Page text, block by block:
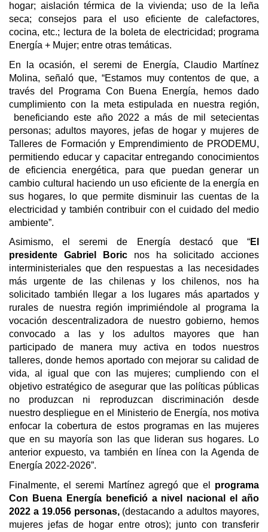
hogar; aislación térmica de la vivienda; uso de la leña
seca; consejos para el uso eficiente de calefactores,
cocina, etc.; lectura de la boleta de electricidad; programa
Energía + Mujer; entre otras temáticas.
En la ocasión, el seremi de Energía, Claudio Martínez
Molina, señaló que, “Estamos muy contentos de que, a
través del Programa Con Buena Energía, hemos dado
cumplimiento con la meta estipulada en nuestra región,
beneficiando este año 2022 a más de mil setecientas
personas; adultos mayores, jefas de hogar y mujeres de
Talleres de Formación y Emprendimiento de PRODEMU,
permitiendo educar y capacitar entregando conocimientos
de eficiencia energética, para que puedan generar un
cambio cultural haciendo un uso eficiente de la energía en
sus hogares, lo que permite disminuir las cuentas de la
electricidad y también contribuir con el cuidado del medio
ambiente”.
Asimismo, el seremi de Energía destacó que “El
presidente Gabriel Boric nos ha solicitado acciones
interministeriales que den respuestas a las necesidades
más urgente de las chilenas y los chilenos, nos ha
solicitado también llegar a los lugares más apartados y
rurales de nuestra región imprimiéndole al programa la
vocación descentralizadora de nuestro gobierno, hemos
convocado a las y los adultos mayores que han
participado de manera muy activa en todos nuestros
talleres, donde hemos aportado con mejorar su calidad de
vida, al igual que con las mujeres; cumpliendo con el
objetivo estratégico de asegurar que las políticas públicas
no produzcan ni reproduzcan discriminación desde
nuestro despliegue en el Ministerio de Energía, nos motiva
enfocar la cobertura de estos programas en las mujeres
que en su mayoría son las que lideran sus hogares. Lo
anterior expuesto, va también en línea con la Agenda de
Energía 2022-2026”.
Finalmente, el seremi Martínez agregó que el programa
Con Buena Energía benefició a nivel nacional el año
2022 a 19.056 personas,(destacando a adultos mayores,
mujeres jefas de hogar entre otros); junto con transferir